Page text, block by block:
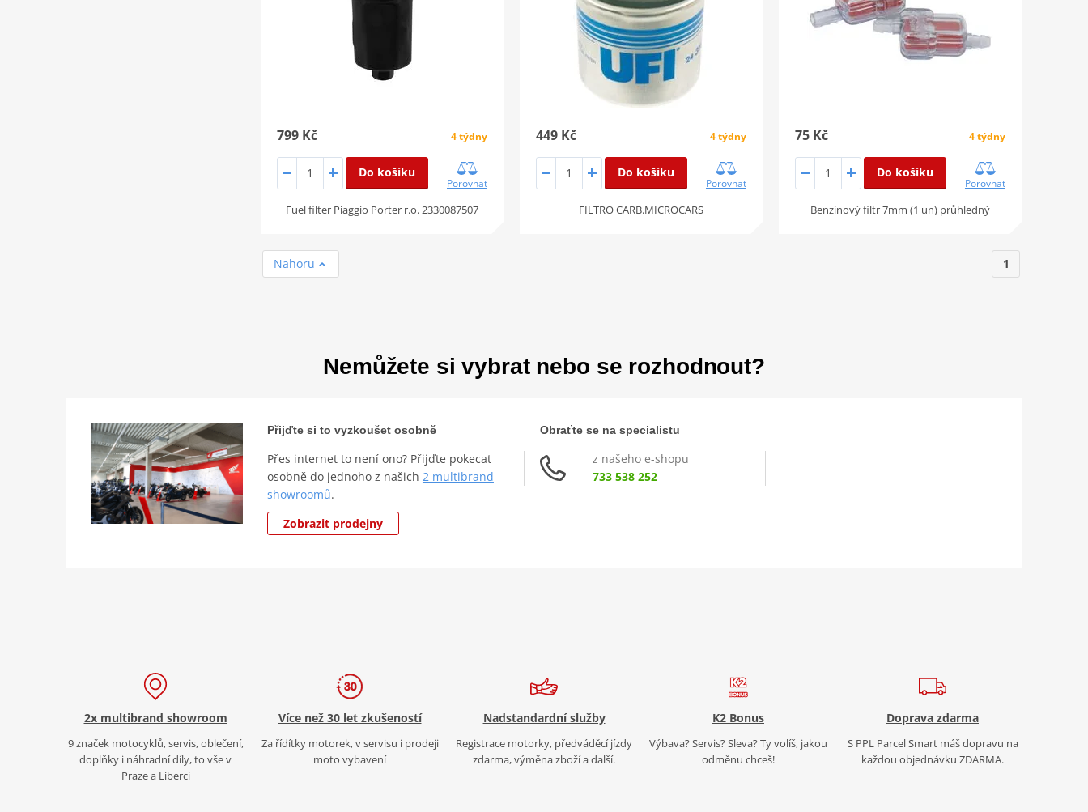
799 Kč 4 týdny
Do košíku
Porovnat
Fuel filter Piaggio Porter r.o. 2330087507
449 Kč 4 týdny
Do košíku
Porovnat
FILTRO CARB.MICROCARS
75 Kč 4 týdny
Do košíku
Porovnat
Benzínový filtr 7mm (1 un) průhledný
1
Nahoru
Nemůžete si vybrat nebo se rozhodnout?
Přijďte si to vyzkoušet osobně
Přes internet to není ono? Přijďte pokecat
osobně do jednoho z našich 2 multibrand
showroomů.
Zobrazit prodejny
Obraťte se na specialistu
z našeho e-shopu
733 538 252
2x multibrand showroom
9 značek motocyklů, servis, oblečení,
doplňky i náhradní díly, to vše v
Praze a Liberci
Více než 30 let zkušeností
Za řídítky motorek, v servisu i prodeji
moto vybavení
Nadstandardní služby
Registrace motorky, předváděcí jízdy
zdarma, výměna zboží a další.
K2 Bonus
Výbava? Servis? Sleva? Ty volíš, jakou
odměnu chceš!
Doprava zdarma
S PPL Parcel Smart máš dopravu na
každou objednávku ZDARMA.